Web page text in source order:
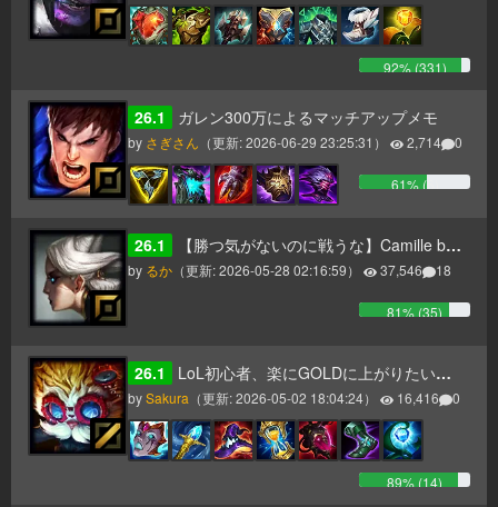
92% (331)
26.1 ガレン300万によるマッチアップメモ
by さぎさん （更新:2026-06-29 23:25:31 ） 2,714 0
61% (6
26.1 【勝つ気がないのに戦うな】Camille build
by るか （更新:2026-05-28 02:16:59） 37,546 18
81% (35)
26.1 LoL初心者、楽にGOLDに上がりたい方へ送るレーン戦を勝ち抜くハイマーMIDガイド【パッチ17】
bySakura （更新:2026-05-02 18:04:24） 16,416 0
89% (14)